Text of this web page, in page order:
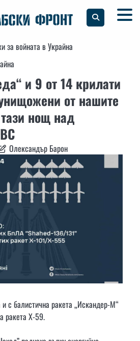
за войната в Украйна
и 9 от 14 крилати
от нашите
нощ над
Олександър Барон
и с балистична ракета „Искандер-М“
ракета Х-59.